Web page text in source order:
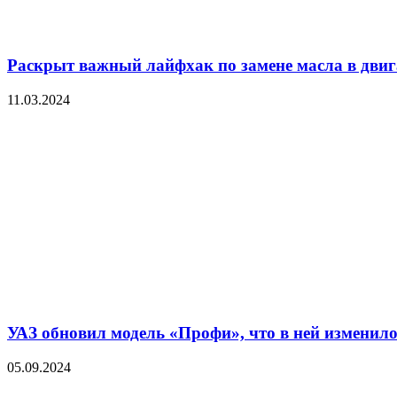
Раскрыт важный лайфхак по замене масла в
11.03.2024
УАЗ обновил модель «Профи», что в ней
05.09.2024